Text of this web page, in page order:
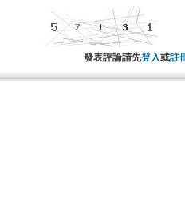
發表評論請先登入或註